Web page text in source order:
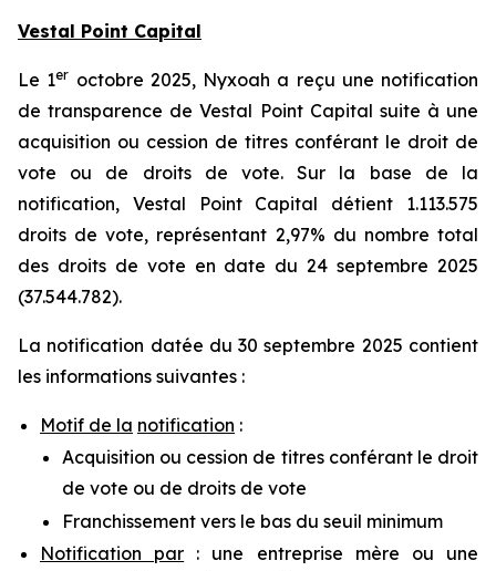
Vestal Point Capital
Le 1er octobre 2025, Nyxoah a reçu une notification
de transparence de Vestal Point Capital suite à une
acquisition ou cession de titres conférant le droit de
vote ou de droits de vote. Sur la base de la
notification, Vestal Point Capital détient 1.113.575
droits de vote, représentant 2,97% du nombre total
des droits de vote en date du 24 septembre 2025
(37.544.782).
La notification datée du 30 septembre 2025 contient
les informations suivantes :
Motif de la notification :
Acquisition ou cession de titres conférant le droit
de vote ou de droits de vote
Franchissement vers le bas du seuil minimum
Notification par : une entreprise mère ou une